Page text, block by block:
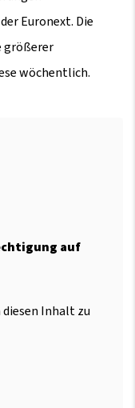
Euronext. Die
größerer
wöchentlich.
auf
Inhalt zu